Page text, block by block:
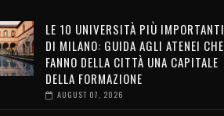
LE 10 UNIVERSITÀ PIÙ IMPORTANTI
DI MILANO: GUIDA AGLI ATENEI CHE
FANNO DELLA CITTÀ UNA CAPITALE
DELLA FORMAZIONE
AUGUST 07, 2026